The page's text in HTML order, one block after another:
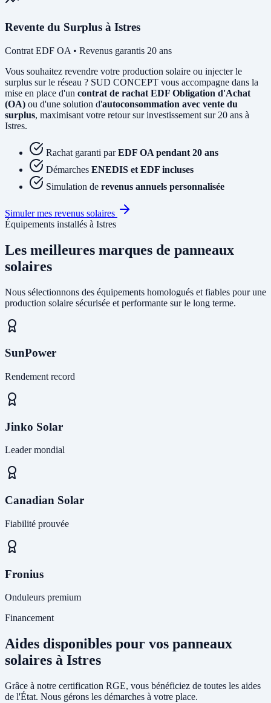
Revente du Surplus à Istres
Contrat EDF OA • Revenus garantis 20 ans
Vous souhaitez revendre votre production solaire ou injecter le
surplus sur le réseau ? SUD CONCEPT vous accompagne dans la
mise en place d'un contrat de rachat EDF Obligation d'Achat
(OA) ou d'une solution d'autoconsommation avec vente du
surplus, maximisant votre retour sur investissement sur 20 ans à
Istres.
Rachat garanti parEDF OA pendant 20 ans
Démarches ENEDIS et EDF incluses
Simulation de revenus annuels personnalisée
Simuler mes revenus solaires
Équipements installés à Istres
Les meilleures marques de panneaux
solaires
Nous sélectionnons des équipements homologués et fiables pour une
production solaire sécurisée et performante sur le long terme.
SunPower
Rendement record
Jinko Solar
Leader mondial
Canadian Solar
Fiabilité prouvée
Fronius
Onduleurs premium
Financement
Aides disponibles pour vos panneaux
solaires à Istres
Grâce à notre certification RGE, vous bénéficiez de toutes les aides
de l'État. Nous gérons les démarches à votre place.